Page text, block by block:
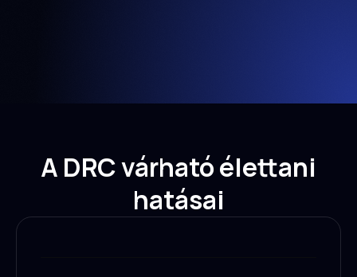
A DRC várható élettani
hatásai